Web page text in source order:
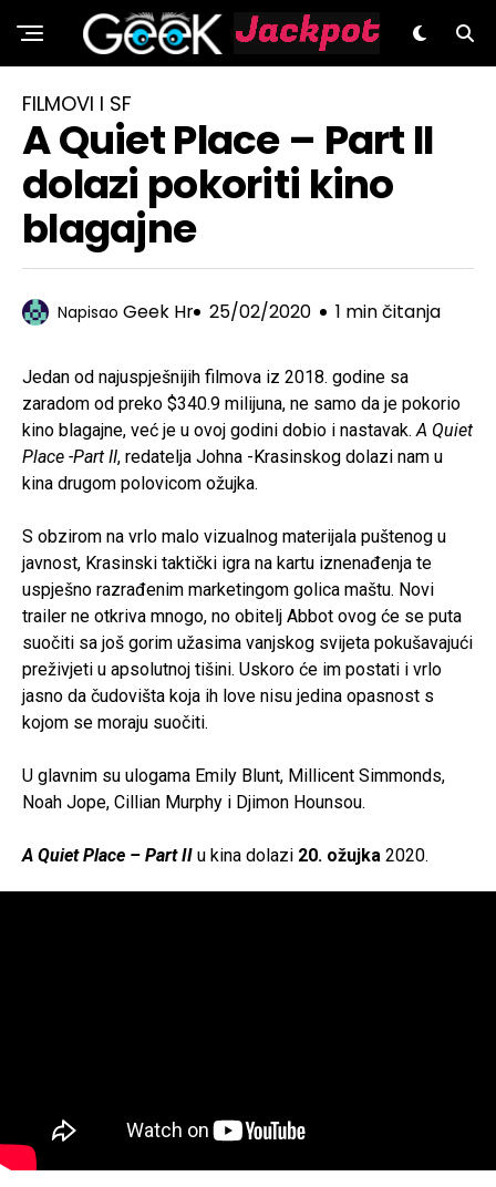
GeeK.hr
FILMOVI I SF
A Quiet Place – Part II
dolazi pokoriti kino
blagajne
Napisao Geek Hr 25/02/2020 1 min čitanja
Jedan od najuspješnijih filmova iz 2018. godine sa
zaradom od preko $340.9 milijuna, ne samo da je pokorio
kino blagajne, već je u ovoj godini dobio i nastavak.A Quiet
Place -Part II, redatelja Johna -Krasinskog dolazi nam u
kina drugom polovicom ožujka.
S obzirom na vrlo malo vizualnog materijala puštenog u
javnost, Krasinski taktički igra na kartu iznenađenja te
uspješno razrađenim marketingom golica maštu. Novi
trailer ne otkriva mnogo, no obitelj Abbot ovog će se puta
suočiti sa još gorim užasima vanjskog svijeta pokušavajući
preživjeti u apsolutnoj tišini. Uskoro će im postati i vrlo
jasno da čudovišta koja ih love nisu jedina opasnost s
kojom se moraju suočiti.
U glavnim su ulogama Emily Blunt, Millicent Simmonds,
Noah Jope, Cillian Murphy i Djimon Hounsou.
A Quiet Place – Part II u kina dolazi 20. ožujka 2020.